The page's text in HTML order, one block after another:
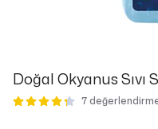
Doğal Okyanus Sıvı
7